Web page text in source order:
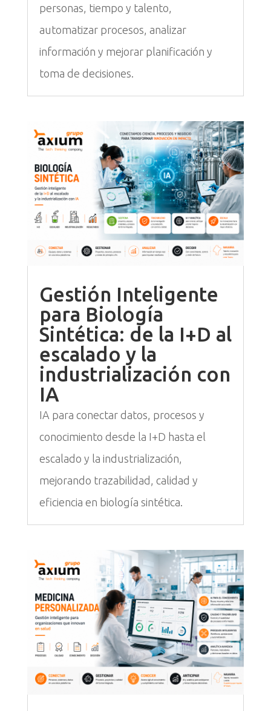
personas, tiempo y talento,
automatizar procesos, analizar
información y mejorar planificación y
toma de decisiones.
Gestión Inteligente
para Biología
Sintética: de la I+D al
escalado y la
industrialización con
IA
IA para conectar datos, procesos y
conocimiento desde la I+D hasta el
escalado y la industrialización,
mejorando trazabilidad, calidad y
eficiencia en biología sintética.